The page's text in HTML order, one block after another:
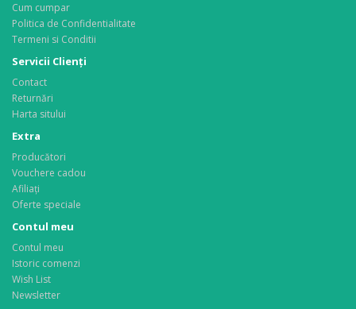
Cum cumpar
Politica de Confidentialitate
Termeni si Conditii
Servicii Clienţi
Contact
Returnări
Harta sitului
Extra
Producători
Vouchere cadou
Afiliaţi
Oferte speciale
Contul meu
Contul meu
Istoric comenzi
Wish List
Newsletter